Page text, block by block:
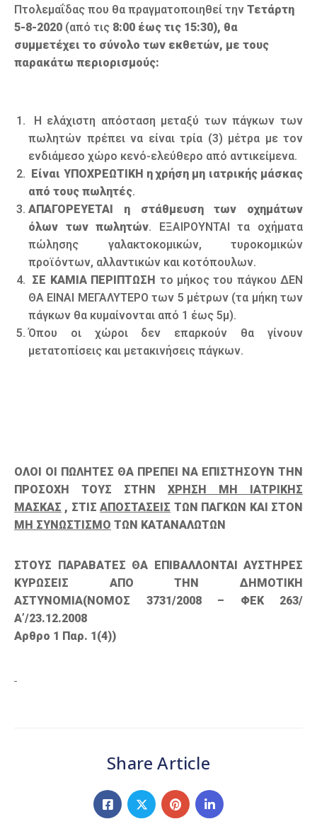
Πτολεμαΐδας που θα πραγματοποιηθεί την Τετάρτη
5-8-2020 (από τις 8:00 έως τις 15:30), θα
συμμετέχει το σύνολο των εκθετών, με τους
παρακάτω περιορισμούς:
Η ελάχιστη απόσταση μεταξύ των πάγκων των
πωλητών πρέπει να είναι τρία (3) μέτρα με τον
ενδιάμεσο χώρο κενό-ελεύθερο από αντικείμενα.
Είναι ΥΠΟΧΡΕΩΤΙΚΗ η χρήση μη ιατρικής μάσκας
από τους πωλητές.
ΑΠΑΓΟΡΕΥΕΤΑΙ η στάθμευση των οχημάτων
όλων των πωλητών. ΕΞΑΙΡΟΥΝΤΑΙ τα οχήματα
πώλησης γαλακτοκομικών, τυροκομικών
προϊόντων, αλλαντικών και κοτόπουλων.
ΣΕ ΚΑΜΙΑ ΠΕΡΙΠΤΩΣΗ το μήκος του πάγκου ΔΕΝ
ΘΑ ΕΙΝΑΙ ΜΕΓΑΛΥΤΕΡΟ των 5 μέτρων (τα μήκη των
πάγκων θα κυμαίνονται από 1 έως 5μ).
Όπου οι χώροι δεν επαρκούν θα γίνουν
μετατοπίσεις και μετακινήσεις πάγκων.
ΟΛΟΙ ΟΙ ΠΩΛΗΤΕΣ ΘΑ ΠΡΕΠΕΙ ΝΑ ΕΠΙΣΤΗΣΟΥΝ ΤΗΝ
ΠΡΟΣΟΧΗ ΤΟΥΣ ΣΤΗΝ ΧΡΗΣΗ ΜΗ ΙΑΤΡΙΚΗΣ
ΜΑΣΚΑΣ , ΣΤΙΣΑΠΟΣΤΑΣΕΙΣ ΤΩΝ ΠΑΓΚΩΝ ΚΑΙ ΣΤΟΝ
ΜΗ ΣΥΝΩΣΤΙΣΜΟ ΤΩΝ ΚΑΤΑΝΑΛΩΤΩΝ
ΣΤΟΥΣ ΠΑΡΑΒΑΤΕΣ ΘΑ ΕΠΙΒΑΛΛΟΝΤΑΙ ΑΥΣΤΗΡΕΣ
ΚΥΡΩΣΕΙΣ ΑΠΟ ΤΗΝ ΔΗΜΟΤΙΚΗ
ΑΣΤΥΝΟΜΙΑ(ΝΟΜΟΣ 3731/2008 – ΦΕΚ 263/
Α’/23.12.2008
Αρθρο 1 Παρ. 1(4))
Share Article